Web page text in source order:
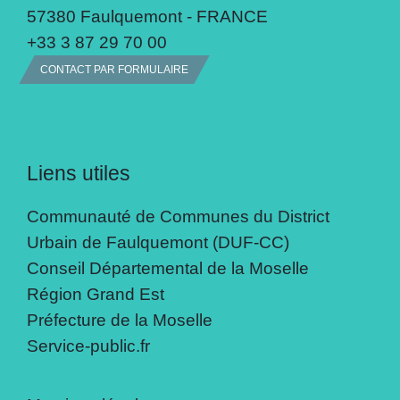
57380 Faulquemont - FRANCE
+33 3 87 29 70 00
CONTACT PAR FORMULAIRE
Liens utiles
Communauté de Communes du District
Urbain de Faulquemont (DUF-CC)
Conseil Départemental de la Moselle
Région Grand Est
Préfecture de la Moselle
Service-public.fr